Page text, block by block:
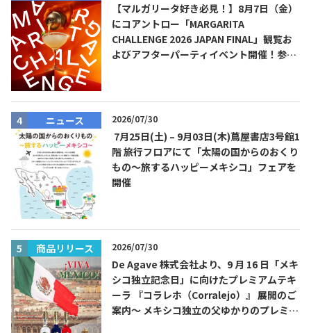
【マルガリータ好き必見！】8月7日（金）
にコアントロー「MARGARITA
CHALLENGE 2026 JAPAN FINAL」観覧お
よびアフターパーティイベント開催！参加
ニュース 2026/07/30
7月25日(土) – 9月03日(木)蔦屋書店3号館1
階 旅行フロアにて「太陽の国からのおくり
もの～旅するハッピーメキシコ」フェアを
開催
商品リリース 2026/07/30
De Agave 株式会社より、9 月 16 日「メキ
シコ独立記念日」に向けたプレミアムテキ
ーラ 『コラレホ（Corralejo）』 展開のご
案内〜 メキシコ独立の父ゆかりのプレミア